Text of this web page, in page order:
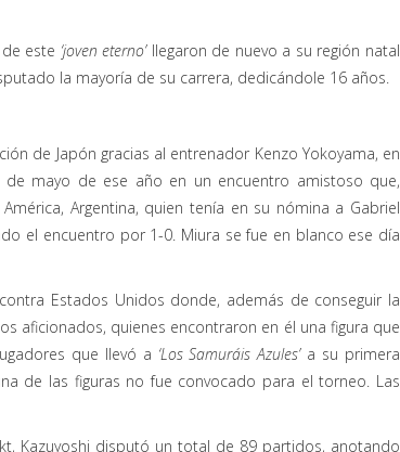
este ‘joven eterno’llegaron de nuevo a su región natal
la mayoría de su carrera, dedicándole 16 años
de Japón gracias al entrenador Kenzo Yokoyama, en
mayo de ese año en un encuentro amistoso que,
Argentina, quien tenía en su nómina a Gabriel
el encuentro por 1-0. Miura se fue en blanco ese día
contra Estados Unidos donde, además de conseguir la
aficionados, quienes encontraron en él una figura que
que llevó a ‘Los Samuráis Azules’a su primera
de las figuras no fue convocado para eltorneo . Las
Kazuyoshi disputó un total de 89 partidos, anotando